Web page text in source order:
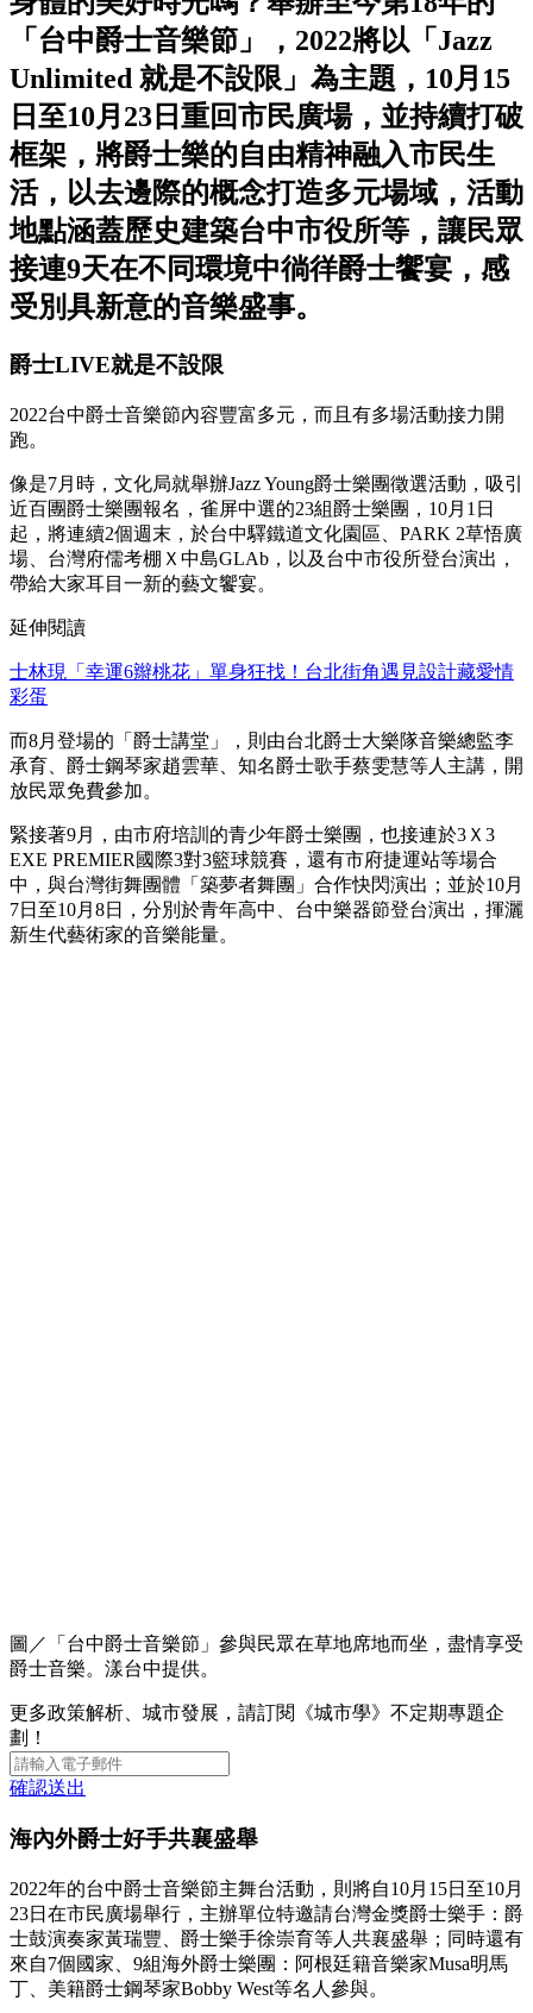
「台中爵士音樂節」，2022將以「Jazz
Unlimited 就是不設限」為主題，10月15
日至10月23日重回市民廣場，並持續打破
框架，將爵士樂的自由精神融入市民生
活，以去邊際的概念打造多元場域，活動
地點涵蓋歷史建築台中市役所等，讓民眾
接連9天在不同環境中徜徉爵士饗宴，感
受別具新意的音樂盛事。
爵士LIVE就是不設限
2022台中爵士音樂節內容豐富多元，而且有多場活動接力開
跑。
像是7月時，文化局就舉辦Jazz Young爵士樂團徵選活動，吸引
近百團爵士樂團報名，雀屏中選的23組爵士樂團，10月1日
起，將連續2個週末，於台中驛鐵道文化園區、PARK 2草悟廣
場、台灣府儒考棚Ｘ中島GLAb，以及台中市役所登台演出，
帶給大家耳目一新的藝文饗宴。
延伸閱讀
士林現「幸運6辮桃花」單身狂找！台北街角遇見設計藏愛情
彩蛋
而8月登場的「爵士講堂」，則由台北爵士大樂隊音樂總監李
承育、爵士鋼琴家趙雲華、知名爵士歌手蔡雯慧等人主講，開
放民眾免費參加。
緊接著9月，由市府培訓的青少年爵士樂團，也接連於3Ｘ3
EXE PREMIER國際3對3籃球競賽，還有市府捷運站等場合
中，與台灣街舞團體「築夢者舞團」合作快閃演出；並於10月
7日至10月8日，分別於青年高中、台中樂器節登台演出，揮灑
新生代藝術家的音樂能量。
圖／「台中爵士音樂節」參與民眾在草地席地而坐，盡情享受
爵士音樂。漾台中提供。
更多政策解析、城市發展，請訂閱《城市學》不定期專題企
劃！
確認送出
海內外爵士好手共襄盛舉
2022年的台中爵士音樂節主舞台活動，則將自10月15日至10月
23日在市民廣場舉行，主辦單位特邀請台灣金獎爵士樂手：爵
士鼓演奏家黃瑞豐、爵士樂手徐崇育等人共襄盛舉；同時還有
來自7個國家、9組海外爵士樂團：阿根廷籍音樂家Musa明馬
丁、美籍爵士鋼琴家Bobby West等名人參與。